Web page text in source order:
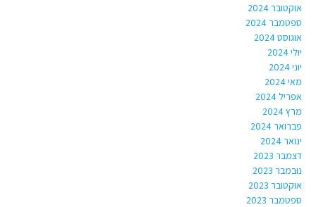
אוקטובר 2024
ספטמבר 2024
אוגוסט 2024
יולי 2024
יוני 2024
מאי 2024
אפריל 2024
מרץ 2024
פברואר 2024
ינואר 2024
דצמבר 2023
נובמבר 2023
אוקטובר 2023
ספטמבר 2023